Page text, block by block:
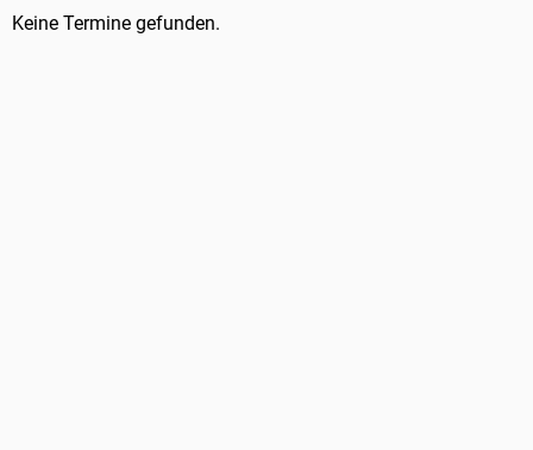
Keine Termine gefunden.